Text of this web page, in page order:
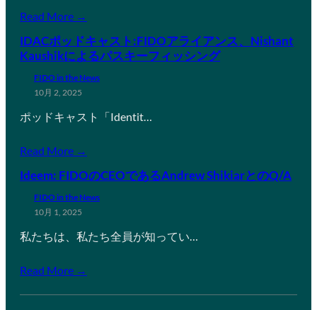
Read More →
IDACポッドキャスト:FIDOアライアンス、Nishant
Kaushikによるパスキーフィッシング
FIDO in the News
10月 2, 2025
ポッドキャスト「Identit…
Read More →
Ideem: FIDOのCEOであるAndrew ShikiarとのQ/A
FIDO in the News
10月 1, 2025
私たちは、私たち全員が知ってい…
Read More →